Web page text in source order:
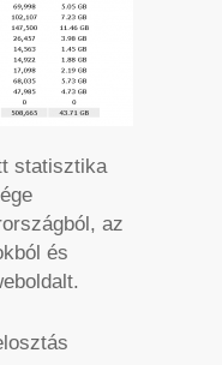
statisztika
az
és